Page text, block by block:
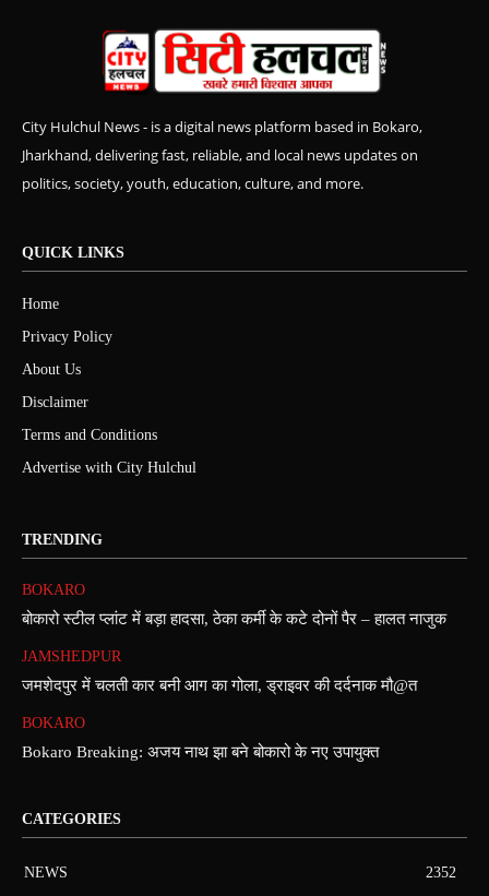
City Hulchul News - is a digital news platform based in Bokaro,
Jharkhand, delivering fast, reliable, and local news updates on
politics, society, youth, education, culture, and more.
QUICK LINKS
Home
Privacy Policy
About Us
Disclaimer
Terms and Conditions
Advertise with City Hulchul
TRENDING
BOKARO
बोकारो स्टील प्लांट में बड़ा हादसा, ठेका कर्मी के कटे दोनों पैर – हालत नाजुक
JAMSHEDPUR
जमशेदपुर में चलती कार बनी आग का गोला, ड्राइवर की दर्दनाक मौ@त
BOKARO
Bokaro Breaking: अजय नाथ झा बने बोकारो के नए उपायुक्त
CATEGORIES
NEWS 2352